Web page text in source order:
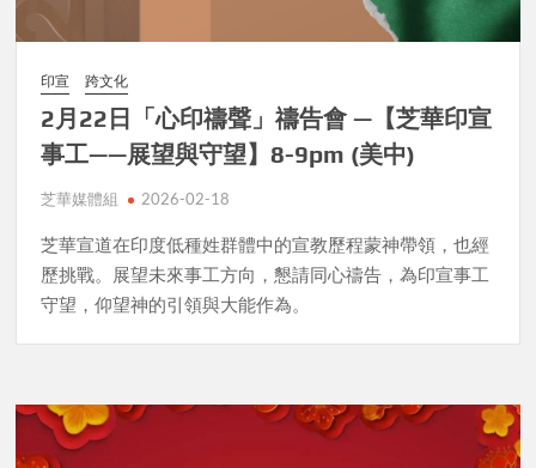
印宣 跨文化
2月22日「心印禱聲」禱告會 —【芝華印宣
事工——展望與守望】8-9pm (美中)
芝華媒體組 2026-02-18
芝華宣道在印度低種姓群體中的宣教歷程蒙神帶領，也經
歷挑戰。展望未來事工方向，懇請同心禱告，為印宣事工
守望，仰望神的引領與大能作為。